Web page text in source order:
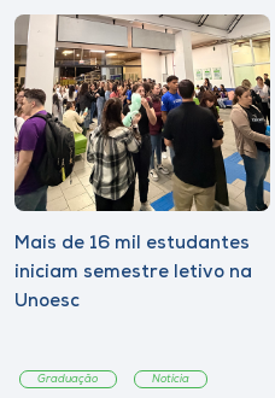
Mais de 16 mil estudantes
iniciam semestre letivo na
Unoesc
Graduação Notícia